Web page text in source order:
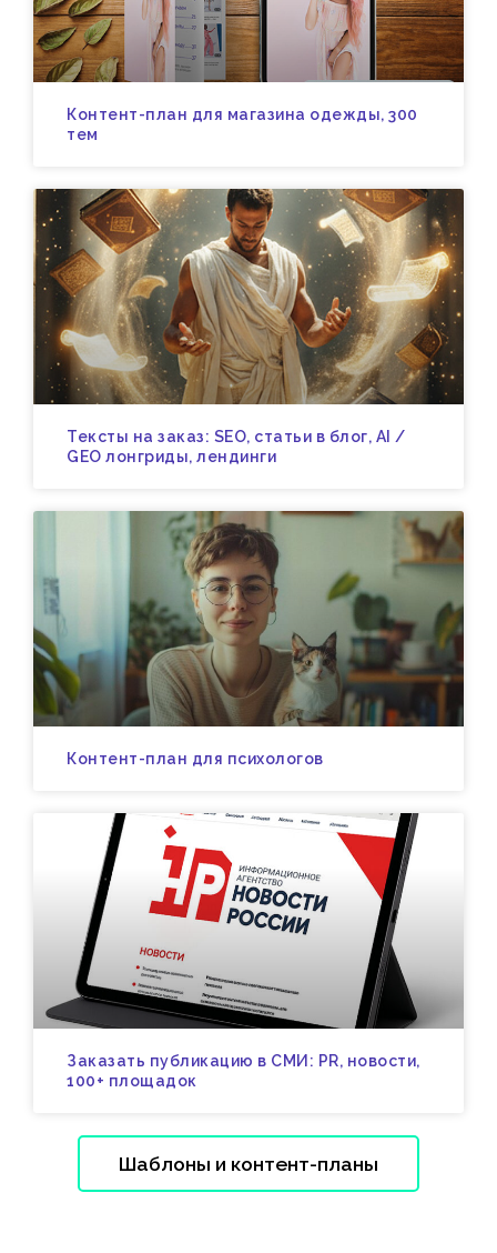
Контент-план для магазина одежды, 300
тем
Тексты на заказ: SEO, статьи в блог, AI /
GEO лонгриды, лендинги
Контент-план для психологов
Заказать публикацию в СМИ: PR, новости,
100+ площадок
Шаблоны и контент-планы